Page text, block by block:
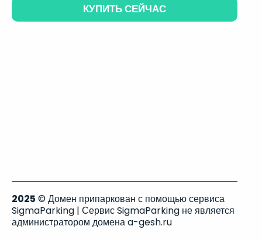
КУПИТЬ СЕЙЧАС
2025 © Домен припаркован с помощью сервиса
SigmaParking | Сервис SigmaParking не является
администратором домена a-gesh.ru